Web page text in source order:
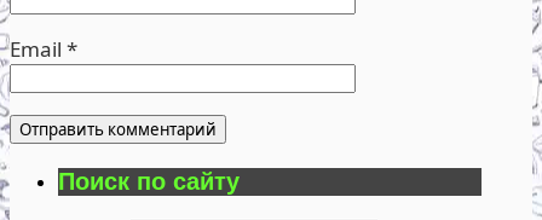
Email *
Поиск по сайту